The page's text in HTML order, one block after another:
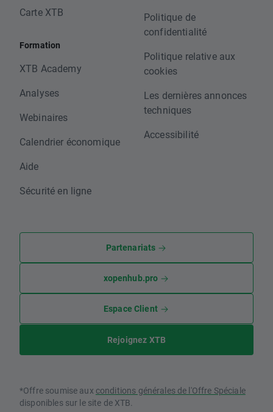
Carte XTB
Formation
XTB Academy
Analyses
Webinaires
Calendrier économique
Aide
Sécurité en ligne
Politique de
confidentialité
Politique relative aux
cookies
Les dernières annonces
techniques
Accessibilité
Partenariats
xopenhub.pro
Espace Client
Rejoignez XTB
*Offre soumise aux conditions générales de l'Offre Spéciale
disponibles sur le site de XTB.